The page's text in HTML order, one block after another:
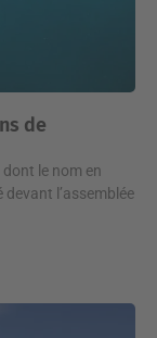
de
dont le nom en
devant l’assemblée